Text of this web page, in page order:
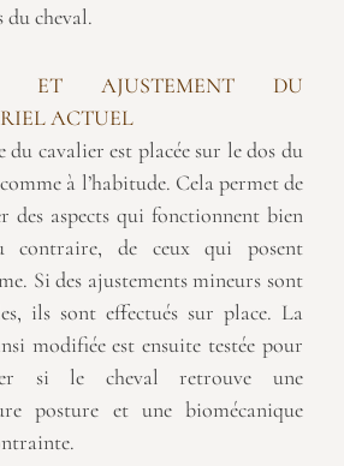
du cheval.
ET AJUSTEMENT DU
ACTUEL
du cavalier est placée sur le dos du
à l’habitude. Cela permet de
des aspects qui fonctionnent bien
contraire, de ceux qui posent
Si des ajustements mineurs sont
ils sont effectués sur place. La
modifiée est ensuite testée pour
si le cheval retrouve une
posture et une biomécanique